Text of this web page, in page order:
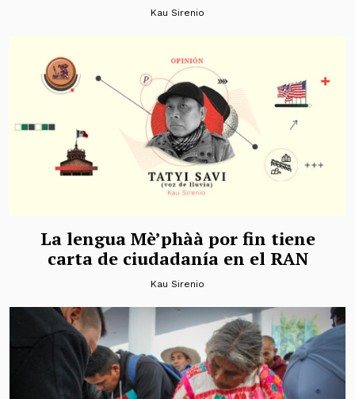
Kau Sirenio
La lengua Mè’phàà por fin tiene
carta de ciudadanía en el RAN
Kau Sirenio